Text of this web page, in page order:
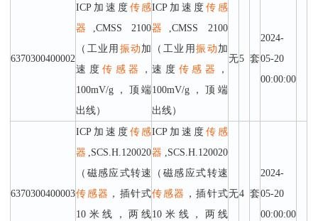
6370300400002
ICP加速度传感
器 ,CMSS 2100
（工业用 振动加
速度传感器
，
100mV/g，顶端
出线）
ICP加速度传感
器 ,CMSS 2100
（工业用振动加
速度 传感器
，
100mV/g，顶端
出线）
无5 套
2024-
05-20
00:00:00
6370300400003
ICP加速度传感
器 ,SCS.H.120020
（磁感应式转速
传感器 ，插针式
10米线，两线
ICP加速度传感
器 ,SCS.H.120020
（磁感应式转速
传感器 ，插针式
10米线，两线
无4 套
2024-
05-20
00:00:00